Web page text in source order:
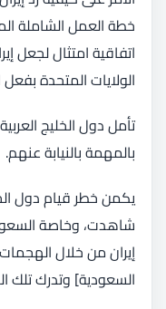
خطة العمل الشاملة
اتفاقية امتثال لجعل
الولايات المتحدة
تأمل دول الخليج
بالمهمة بالنيابة عنهم.
يكمن خطر قيام دول
شاهدت، وخاصة
إيران من خلال
السعودية] وتدرك